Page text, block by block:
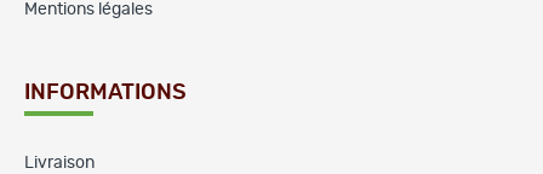
Mentions légales
INFORMATIONS
Livraison